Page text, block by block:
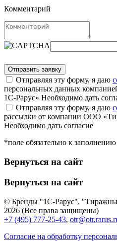
Комментарий
Отправляя эту форму, я даю
персональных данных
1С-Рарус» Необходимо дать
Отправляя эту форму, я даю
рассылки от компании ООО
Необходимо дать согласие
*поле обязательно к заполнению
Вернуться на сайт
Вернуться на сайт
© Бренды "1С-Рарус",
2026 (Все права защищены)
+7 (495) 777-25-43,
Согласие на обработку